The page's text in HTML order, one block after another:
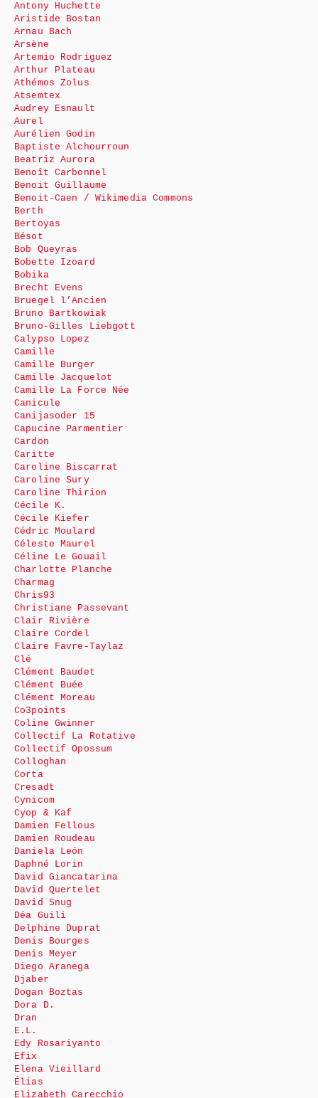
Antony Huchette
Aristide Bostan
Arnau Bach
Arsène
Artemio Rodriguez
Arthur Plateau
Athémos Zolus
Atsemtex
Audrey Esnault
Aurel
Aurélien Godin
Baptiste Alchourroun
Beatriz Aurora
Benoît Carbonnel
Benoit Guillaume
Benoit-Caen / Wikimedia Commons
Berth
Bertoyas
Bésot
Bob Queyras
Bobette Izoard
Bobika
Brecht Evens
Bruegel l’Ancien
Bruno Bartkowiak
Bruno-Gilles Liebgott
Calypso Lopez
Camille
Camille Burger
Camille Jacquelot
Camille La Force Née
Canicule
Canijasoder 15
Capucine Parmentier
Cardon
Caritte
Caroline Biscarrat
Caroline Sury
Caroline Thirion
Cécile K.
Cécile Kiefer
Cédric Moulard
Céleste Maurel
Céline Le Gouail
Charlotte Planche
Charmag
Chris93
Christiane Passevant
Clair Rivière
Claire Cordel
Claire Favre-Taylaz
Clé
Clément Baudet
Clément Buée
Clément Moreau
Co3points
Coline Gwinner
Collectif La Rotative
Collectif Opossum
Colloghan
Corta
Cresadt
Cynicom
Cyop & Kaf
Damien Fellous
Damien Roudeau
Daniela León
Daphné Lorin
David Giancatarina
David Quertelet
David Snug
Déa Guili
Delphine Duprat
Denis Bourges
Denis Meyer
Diego Aranega
Djaber
Dogan Boztas
Dora D.
Dran
E.L.
Edy Rosariyanto
Efix
Elena Vieillard
Élias
Elizabeth Carecchio